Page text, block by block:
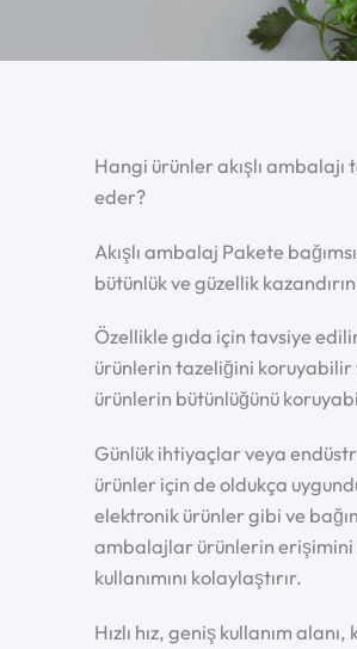
Hangi ürünler akışlı ambalajı
eder?
Akışlı ambalaj Pakete
bütünlük ve güzellik
Özellikle gıda için tavsiye
ürünlerin tazeliğini koruyabilir
ürünlerin bütünlüğünü
Günlük ihtiyaçlar veya
ürünler için de oldukça
elektronik ürünler gibi ve
ambalajlar ürünlerin erişimini
kullanımını kolaylaştırır.
Hızlı hız, geniş kullanım alanı,